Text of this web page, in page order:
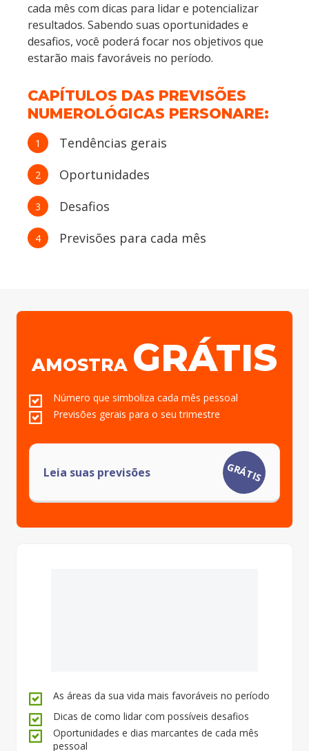
cada mês com dicas para lidar e potencializar
resultados. Sabendo suas oportunidades e
desafios, você poderá focar nos objetivos que
estarão mais favoráveis no período.
CAPÍTULOS DAS PREVISÕES
NUMEROLÓGICAS PERSONARE:
1 Tendências gerais
2 Oportunidades
3 Desafios
4 Previsões para cada mês
AMOSTRA GRÁTIS
Número que simboliza cada mês pessoal
Previsões gerais para o seu trimestre
Leia suas previsões GRÁTIS
As áreas da sua vida mais favoráveis no período
Dicas de como lidar com possíveis desafios
Oportunidades e dias marcantes de cada mês
pessoal